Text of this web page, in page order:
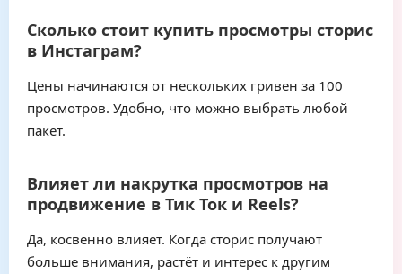
Сколько стоит купить просмотры сторис
в Инстаграм?
Цены начинаются от нескольких гривен за 100
просмотров. Удобно, что можно выбрать любой
пакет.
Влияет ли накрутка просмотров на
продвижение в Тик Ток и Reels?
Да, косвенно влияет. Когда сторис получают
больше внимания, растёт и интерес к другим